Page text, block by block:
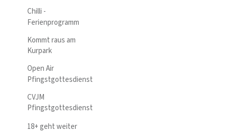
Chilli -
Ferienprogramm
Kommt raus am
Kurpark
Open Air
Pfingstgottesdienst
CVJM
Pfingstgottesdienst
18+ geht weiter